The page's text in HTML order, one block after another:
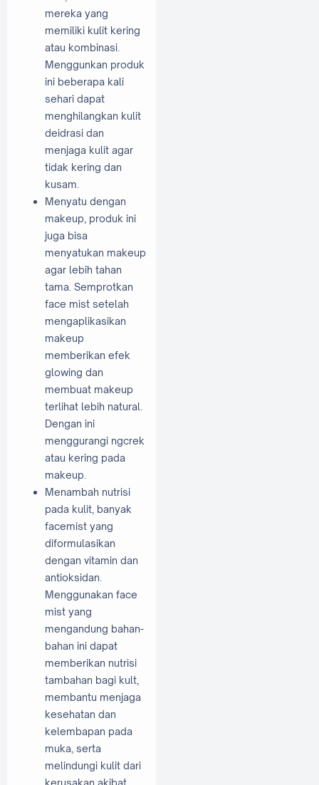
mereka yang
memiliki kulit kering
atau kombinasi.
Menggunkan produk
ini beberapa kali
sehari dapat
menghilangkan kulit
deidrasi dan
menjaga kulit agar
tidak kering dan
kusam.
Menyatu dengan
makeup, produk ini
juga bisa
menyatukan makeup
agar lebih tahan
tama. Semprotkan
face mist setelah
mengaplikasikan
makeup
memberikan efek
glowing dan
membuat makeup
terlihat lebih natural.
Dengan ini
menggurangi ngcrek
atau kering pada
makeup.
Menambah nutrisi
pada kulit, banyak
facemist yang
diformulasikan
dengan vitamin dan
antioksidan.
Menggunakan face
mist yang
mengandung bahan-
bahan ini dapat
memberikan nutrisi
tambahan bagi kult,
membantu menjaga
kesehatan dan
kelembapan pada
muka, serta
melindungi kulit dari
kerusakan akibat